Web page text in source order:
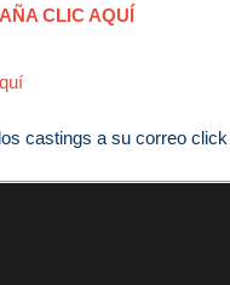
CLIC AQUÍ
castings a su correo